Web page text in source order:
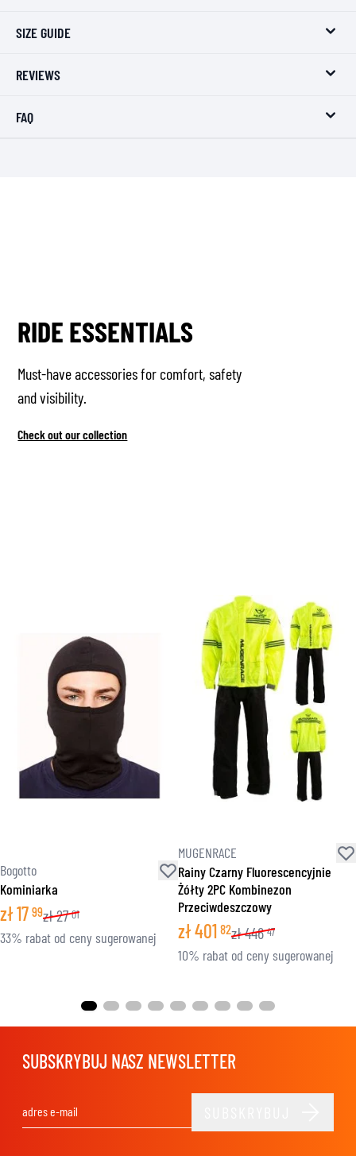
SIZE GUIDE
REVIEWS
FAQ
RIDE ESSENTIALS
Must-have accessories for comfort, safety
and visibility.
Check out our collection
Bogotto
Kominiarka
zł17 99zł27 01
33% rabat od ceny sugerowanej
MUGENRACE
Rainy Czarny Fluorescencyjnie
Żółty 2PC Kombinezon
Przeciwdeszczowy
zł401 82zł446 47
10% rabat od ceny sugerowanej
SUBSKRYBUJ NASZ NEWSLETTER